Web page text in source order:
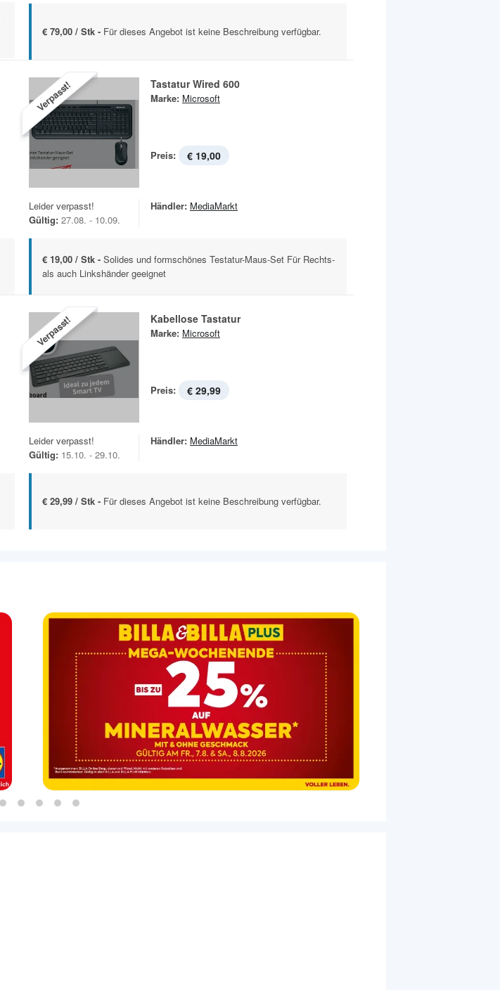
€ 79,00 / Stk - Für dieses Angebot ist keine Beschreibung verfügbar.
Verpasst! Tastatur Wired 600
Marke: Microsoft
Preis: € 19,00
Leider verpasst!
Gültig: 27.08. - 10.09.
Händler: MediaMarkt
€ 19,00 / Stk - Solides und formschönes Testatur-Maus-Set Für Rechts-
als auch Linkshänder geeignet
Verpasst! Kabellose Tastatur
Marke: Microsoft
Preis: € 29,99
Leider verpasst!
Gültig: 15.10. - 29.10.
Händler: MediaMarkt
€ 29,99 / Stk - Für dieses Angebot ist keine Beschreibung verfügbar.